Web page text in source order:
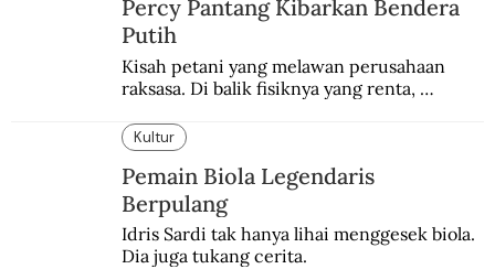
Percy Pantang Kibarkan Bendera
Putih
Kisah petani yang melawan perusahaan
raksasa. Di balik fisiknya yang renta,
Kultur
Pemain Biola Legendaris
Berpulang
Idris Sardi tak hanya lihai menggesek biola.
Dia juga tukang cerita.